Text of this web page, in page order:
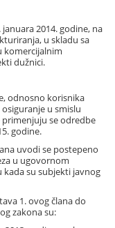
2014. godine, na
u skladu sa
komercijalnim
dužnici.
odnosno korisnika
u smislu
se odredbe
godine.
uvodi se postepeno
u ugovornom
su subjekti javnog
1. ovog člana do
zakona su: